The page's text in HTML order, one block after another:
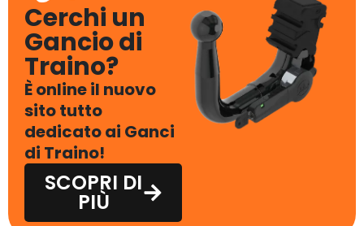
Cerchi un
Gancio di
Traino?
È online il nuovo
sito tutto
dedicato ai Ganci
di Traino!
SCOPRI DI
PIÙ